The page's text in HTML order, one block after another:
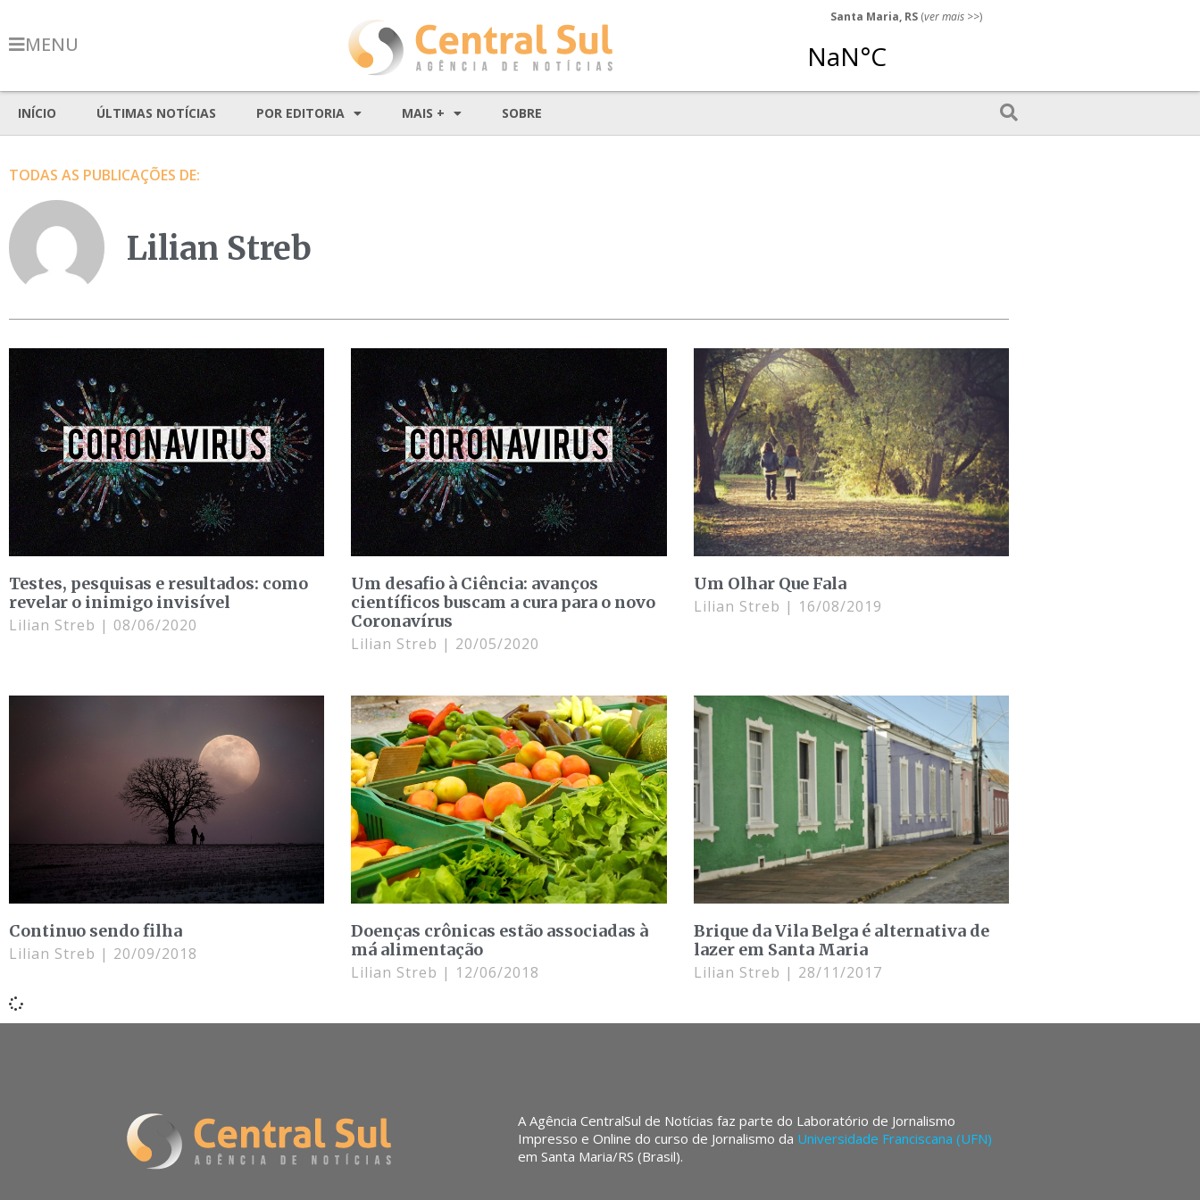
MENU
Santa Maria, RS (ver mais >>)
INÍCIO ÚLTIMAS NOTÍCIAS POR EDITORIA MAIS + SOBRE
TODAS AS PUBLICAÇÕES DE:
Lilian Streb
Testes, pesquisas e resultados: como
revelar o inimigo invisível
Lilian Streb 08/06/2020
Um desafio à Ciência: avanços
científicos buscam a cura para o novo
Coronavírus
Lilian Streb 20/05/2020
Um Olhar Que Fala
Lilian Streb 16/08/2019
Continuo sendo filha
Lilian Streb 20/09/2018
Doenças crônicas estão associadas à
má alimentação
Lilian Streb 12/06/2018
Brique da Vila Belga é alternativa de
lazer em Santa Maria
Lilian Streb 28/11/2017
A Agência CentralSul de Notícias faz parte do Laboratório de Jornalismo
Impresso e Online do curso de Jornalismo da Universidade Franciscana (UFN)
em Santa Maria/RS (Brasil).